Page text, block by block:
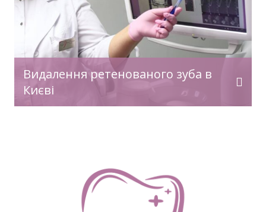
Видалення ретенованого зуба в
Києві